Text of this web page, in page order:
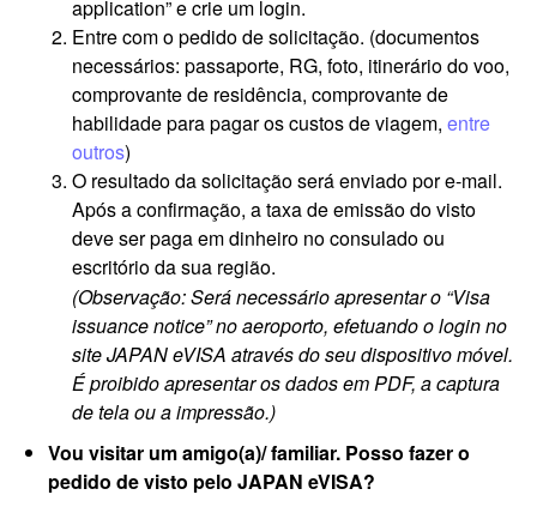
application” e crie um login.
Entre com o pedido de solicitação. (documentos
necessários: passaporte, RG, foto, itinerário do voo,
comprovante de residência, comprovante de
habilidade para pagar os custos de viagem, entre
outros)
O resultado da solicitação será enviado por e-mail.
Após a confirmação, a taxa de emissão do visto
deve ser paga em dinheiro no consulado ou
escritório da sua região.
(Observação: Será necessário apresentar o “Visa
issuance notice” no aeroporto, efetuando o login no
site JAPAN eVISA através do seu dispositivo móvel.
É proibido apresentar os dados em PDF, a captura
de tela ou a impressão.)
Vou visitar um amigo(a)/ familiar. Posso fazer o
pedido de visto pelo JAPAN eVISA?